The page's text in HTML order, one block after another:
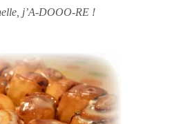
j’A-DOOO-RE !